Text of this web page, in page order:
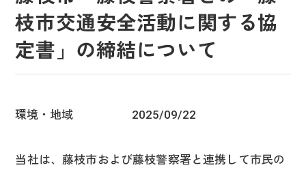
枝市交通安全活動に関する協
定書」の締結について
環境・地域 2025/09/22
当社は、藤枝市および藤枝警察署と連携して市民の